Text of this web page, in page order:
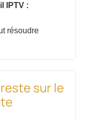
IPTV :
résoudre
sur le